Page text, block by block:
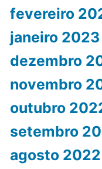
fevereiro
janeiro 2023
dezembro
novembro
outubro
setembro
agosto 2022